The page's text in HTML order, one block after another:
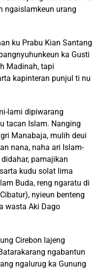
ngaislamkeun urang
ku Prabu Kian Santang
ka Gusti
Madinah, tapi
kapinteran punjul ti nu
lami dipiwarang
tacan Islam. Nanging
Manabaja, mulih deui
nana, naha ari Islam-
pamajikan
kudu solat lima
Buda, reng ngaratu di
nyieun benteng
wasta Aki Dago
Cirebon lajeng
ngabantun
ngalurug ka Gunung